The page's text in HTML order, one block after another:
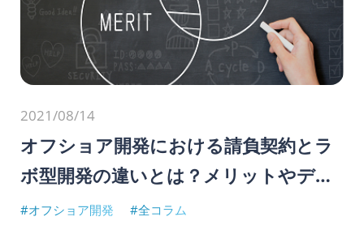
2021/08/14
オフショア開発における請負契約とラ
ボ型開発の違いとは？メリットやデメ
リットを紹介
#オフショア開発 #全コラム